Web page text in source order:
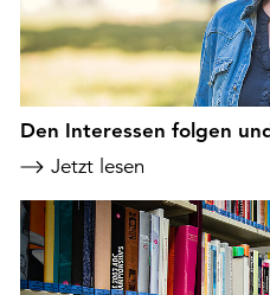
Den Interessen folgen
Jetzt lesen